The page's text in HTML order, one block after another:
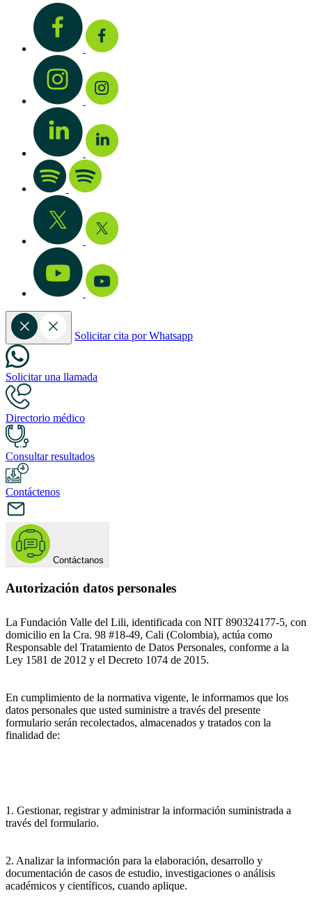
Solicitar cita por Whatsapp
Solicitar una llamada
Directorio médico
Consultar resultados
Contáctenos
Contáctanos
Autorización datos personales
La Fundación Valle del Lili, identificada con NIT 890324177-5, con
domicilio en la Cra. 98 #18-49, Cali (Colombia), actúa como
Responsable del Tratamiento de Datos Personales, conforme a la
Ley 1581 de 2012 y el Decreto 1074 de 2015.
En cumplimiento de la normativa vigente, le informamos que los
datos personales que usted suministre a través del presente
formulario serán recolectados, almacenados y tratados con la
finalidad de:
1. Gestionar, registrar y administrar la información suministrada a
través del formulario.
2. Analizar la información para la elaboración, desarrollo y
documentación de casos de estudio, investigaciones o análisis
académicos y científicos, cuando aplique.